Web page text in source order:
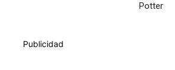
Potter
Publicidad